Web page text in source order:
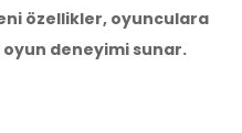
özellikler, oyunculara
deneyimi sunar.